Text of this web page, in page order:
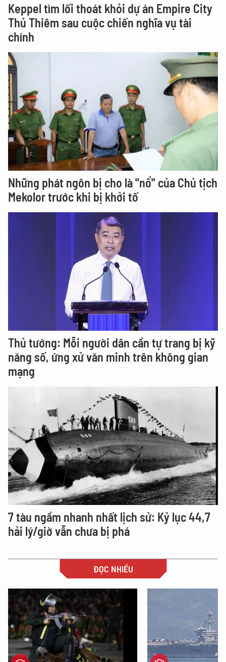
Keppel tìm lối thoát khỏi dự án Empire City
Thủ Thiêm sau cuộc chiến nghĩa vụ tài
chính
Những phát ngôn bị cho là "nổ" của Chủ tịch
Mekolor trước khi bị khởi tố
Thủ tướng: Mỗi người dân cần tự trang bị kỹ
năng số, ứng xử văn minh trên không gian
mạng
7 tàu ngầm nhanh nhất lịch sử: Kỷ lục 44,7
hải lý/giờ vẫn chưa bị phá
ĐỌC NHIỀU